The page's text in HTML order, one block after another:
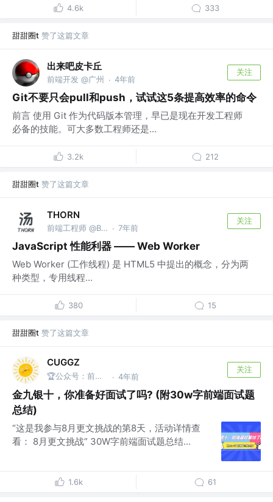
4.6k 333
甜甜圈t 赞了这篇文章
出来吧皮卡丘
前端开发 @广州 · 4年前
关注
Git不要只会pull和push，试试这5条提高效率的命令
前言 使用 Git 作为代码版本管理，早已是现在开发工程师
必备的技能。可大多数工程师还是...
3.2k 212
甜甜圈t 赞了这篇文章
THORN
前端工程师 @Baidu · 7年前
关注
JavaScript 性能利器 —— Web Worker
Web Worker (工作线程) 是 HTML5 中提出的概念，分为两
种类型，专用线程...
380 15
甜甜圈t 赞了这篇文章
CUGGZ
🏆公众号：前端充电宝 · 4年前
关注
金九银十，你准备好面试了吗? (附30w字前端面试题
总结)
“这是我参与8月更文挑战的第8天，活动详情查
看： 8月更文挑战” 30W字前端面试题总结...
1.6k 61